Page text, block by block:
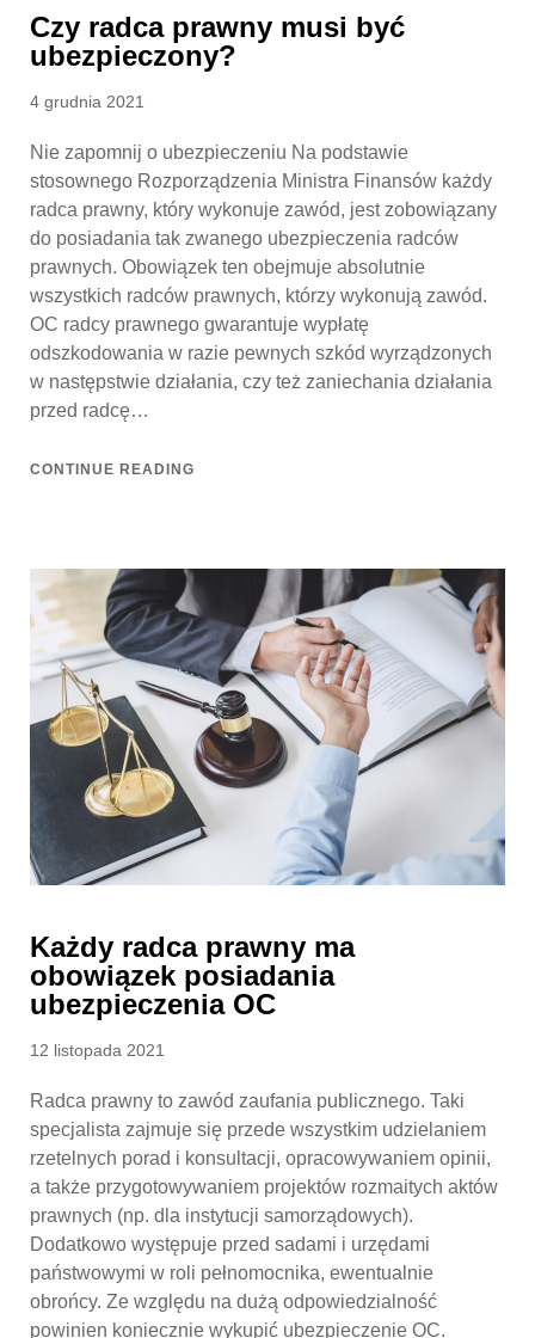
Czy radca prawny musi być
ubezpieczony?
Posted
4 grudnia 2021
Nie zapomnij o ubezpieczeniu Na podstawie
stosownego Rozporządzenia Ministra Finansów każdy
radca prawny, który wykonuje zawód, jest zobowiązany
do posiadania tak zwanego ubezpieczenia radców
prawnych. Obowiązek ten obejmuje absolutnie
wszystkich radców prawnych, którzy wykonują zawód.
OC radcy prawnego gwarantuje wypłatę
odszkodowania w razie pewnych szkód wyrządzonych
w następstwie działania, czy też zaniechania działania
przed radcę…
CONTINUE READING
Każdy radca prawny ma
obowiązek posiadania
ubezpieczenia OC
Posted
12 listopada 2021
Radca prawny to zawód zaufania publicznego. Taki
specjalista zajmuje się przede wszystkim udzielaniem
rzetelnych porad i konsultacji, opracowywaniem opinii,
a także przygotowywaniem projektów rozmaitych aktów
prawnych (np. dla instytucji samorządowych).
Dodatkowo występuje przed sadami i urzędami
państwowymi w roli pełnomocnika, ewentualnie
obrońcy. Ze względu na dużą odpowiedzialność
powinien koniecznie wykupić ubezpieczenie OC.